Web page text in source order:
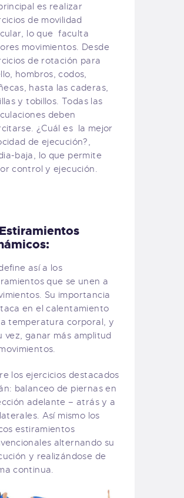
es realizar
de movilidad
lo que faculta
movimientos. Desde
de rotación para
hombros, codos,
hasta las caderas,
y tobillos. Todas las
deben
¿Cuál es la mejor
de ejecución?,
baja, lo que permite
control y ejecución.
así a los
que se unen a
Su importancia
en el calentamiento
temperatura corporal, y
vez, ganar más amplitud
los ejercicios destacados
balanceo de piernas en
adelante – atrás y a
Así mismo los
estiramientos
alternando su
y realizándose de
continua.